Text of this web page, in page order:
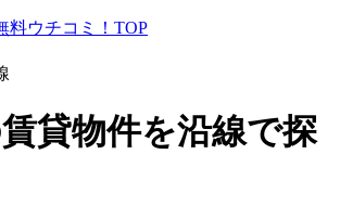
料ウチコミ！TOP
貸物件を沿線で探